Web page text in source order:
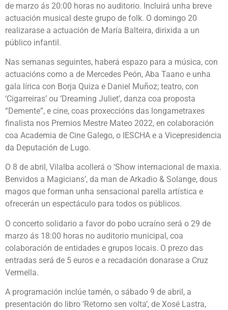
de marzo ás 20:00 horas no auditorio. Incluirá unha breve
actuación musical deste grupo de folk. O domingo 20
realizarase a actuación de María Balteira, dirixida a un
público infantil.
Nas semanas seguintes, haberá espazo para a música, con
actuacións como a de Mercedes Peón, Aba Taano e unha
gala lírica con Borja Quiza e Daniel Muñoz; teatro, con
‘Cigarreiras’ ou ‘Dreaming Juliet’, danza coa proposta
“Demente”, e cine, coas proxeccións das longametraxes
finalista nos Premios Mestre Mateo 2022, en colaboración
coa Academia de Cine Galego, o IESCHA e a Vicepresidencia
da Deputación de Lugo.
O 8 de abril, Vilalba acollerá o ‘Show internacional de maxia.
Benvidos a Magicians’, da man de Arkadio & Solange, dous
magos que forman unha sensacional parella artística e
ofrecerán un espectáculo para todos os públicos.
O concerto solidario a favor do pobo ucraíno será o 29 de
marzo ás 18:00 horas no auditorio municipal, coa
colaboración de entidades e grupos locais. O prezo das
entradas será de 5 euros e a recadación donarase a Cruz
Vermella.
A programación inclúe tamén, o sábado 9 de abril, a
presentación do libro ‘Retorno sen volta’, de Xosé Lastra,